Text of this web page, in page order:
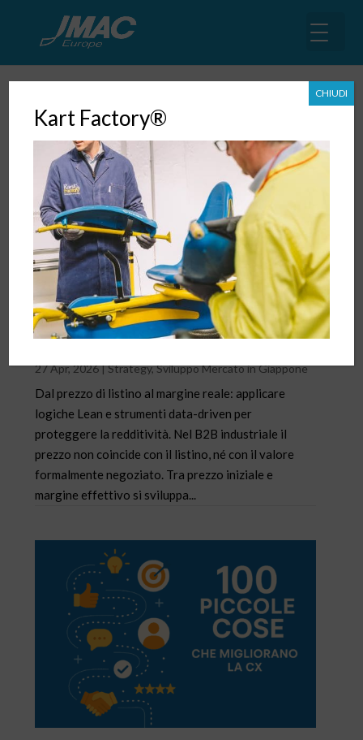
Governare la Price Waterfall nel
B2B
27 Apr, 2026|Strategy,Sviluppo Mercato in Giappone
Dal prezzo di listino al margine reale: applicare
logiche Lean e strumenti data-driven per
proteggere la redditività. Nel B2B industriale il
prezzo non coincide con il listino, né con il valore
formalmente negoziato. Tra prezzo iniziale e
margine effettivo si sviluppa...
Kart Factory®
CHIUDI